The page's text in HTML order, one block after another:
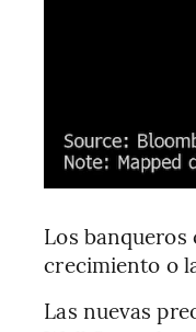
Los
crecimiento o
Las nuevas